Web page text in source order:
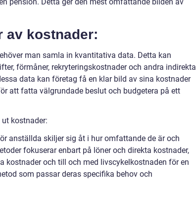
av kostnader:
man samla in kvantitativa data. Detta kan
förmåner, rekryteringskostnader och andra indirekta
data kan företag få en klar bild av sina kostnader
att fatta välgrundade beslut och budgetera på ett
kostnader:
anställda skiljer sig åt i hur omfattande de är och
fokuserar enbart på löner och direkta kostnader,
kostnader och till och med livscykelkostnaden för en
som passar deras specifika behov och